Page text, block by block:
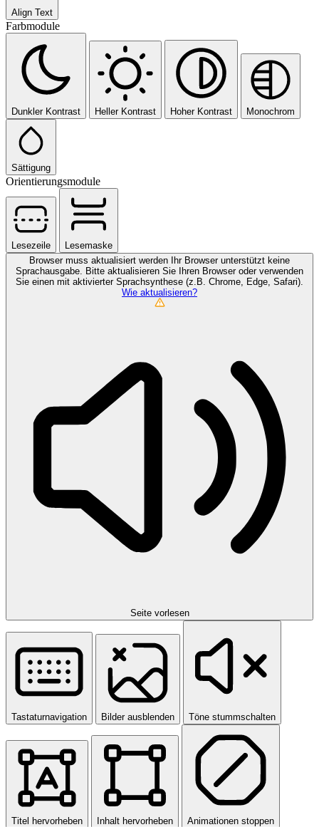
Align Text
Farbmodule
Dunkler Kontrast Heller Kontrast Hoher Kontrast Monochrom
Sättigung
Orientierungsmodule
Lesezeile
Lesemaske
Browser muss aktualisiert werden Ihr Browser unterstützt keine
Sprachausgabe. Bitte aktualisieren Sie Ihren Browser oder verwenden
Sie einen mit aktivierter Sprachsynthese (z.B. Chrome, Edge, Safari).
Wie aktualisieren?
Seite vorlesen
Tastaturnavigation Bilder ausblenden Töne stummschalten
Titel hervorheben Inhalt hervorheben Animationen stoppen